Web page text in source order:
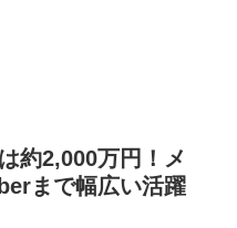
約2,000万円！メ
まで幅広い活躍